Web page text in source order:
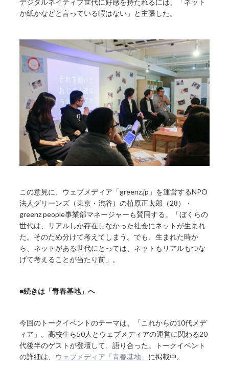
デジタルネイティブ世代に好感を持たれるには、「ネット
か紙かなどと言っている暇はない」と主張した。
この意見に、ウェブメディア「greenz.jp」を運営するNPO
法人グリーンズ（東京・渋谷）の植原正太郎（28）・
greenz people事業部マネージャーも賛同する。「ぼくらの
世代は、リアルしか存在しなかった社会にネットが生まれ
た。そのため分けて考えてしまう。でも、生まれた時か
ら、ネットがある世代にとっては、ネットもリアルもつな
げて考えることが当たり前」。
■続きは「青春基地」へ
今回のトークイベントのテーマは、「これからの10代メデ
ィア」。高校生ら50人とウェブメディアの運営に関わる20
代後半のゲストが登壇して、語り合った。トークイベント
の詳細は、 ウェブメディア「青春基地」 に掲載中。